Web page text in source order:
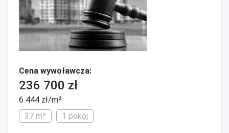
Cena wywoławcza:
236 700 zł
6 444 zł/m²
37 m²
1 pokój